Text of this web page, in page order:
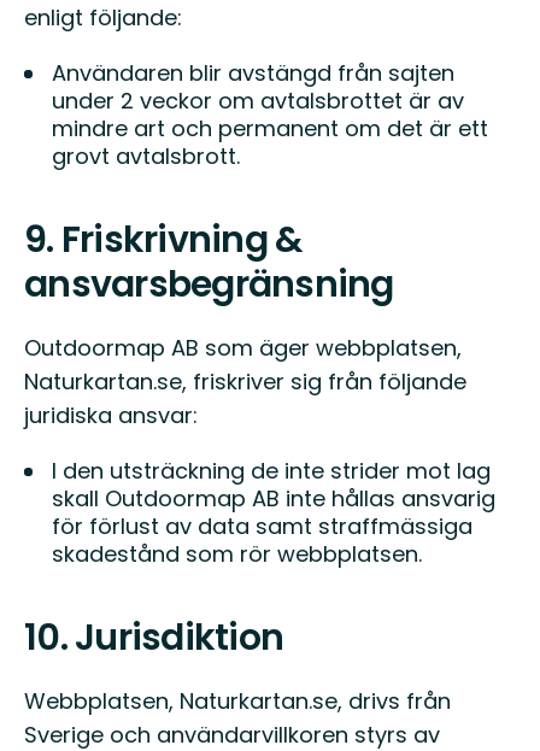
enligt följande:
Användaren blir avstängd från sajten
under 2 veckor om avtalsbrottet är av
mindre art och permanent om det är ett
grovt avtalsbrott.
9. Friskrivning &
ansvarsbegränsning
Outdoormap AB som äger webbplatsen,
Naturkartan.se, friskriver sig från följande
juridiska ansvar:
I den utsträckning de inte strider mot lag
skall Outdoormap AB inte hållas ansvarig
för förlust av data samt straffmässiga
skadestånd som rör webbplatsen.
10. Jurisdiktion
Webbplatsen, Naturkartan.se, drivs från
Sverige och användarvillkoren styrs av